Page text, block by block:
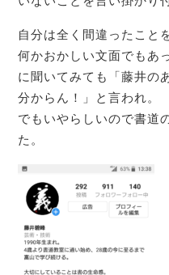
自分は全く間違ったこと
何かおかしい文面でもあ
に聞いてみても「藤井の
分からん！」と言われ。
でもいやらしいので書道
た。